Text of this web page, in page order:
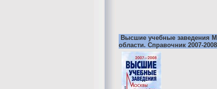
Высшие учебные заведения
области. Справочник 2007-2008